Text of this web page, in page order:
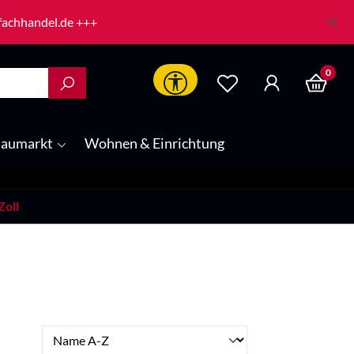
+++
Werkzeugleiste anzeigen
0
Wohnen & Einrichtung